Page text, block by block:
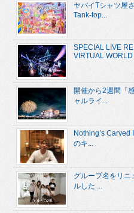
ヤバイTシャツ屋
Tank-top...
SPECIAL LIVE
VIRTUAL WORLD
開催から2週間「
ャルライ...
Nothing’s Carved
のキ...
グループ名をリニ
ルした ...